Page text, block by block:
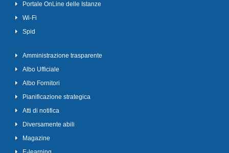
Portale OnLine delle Istanze
Wi-Fi
Spid
Amministrazione trasparente
Albo Ufficiale
Albo Fornitori
Pianificazione strategica
Atti di notifica
Diversamente abili
Magazine